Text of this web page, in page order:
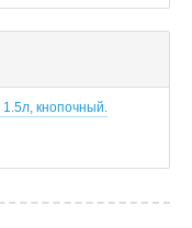
кнопочный.